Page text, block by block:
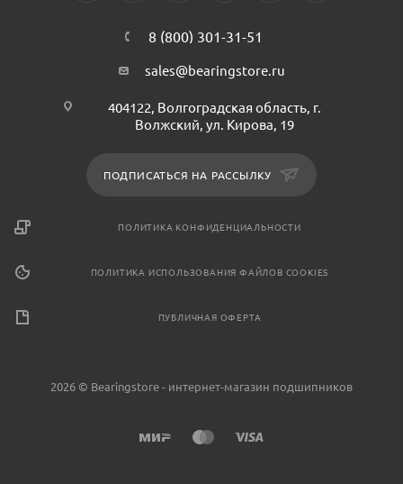
8 (800) 301-31-51
sales@bearingstore.ru
404122, Волгоградская область, г.
Волжский, ул. Кирова, 19
ПОДПИСАТЬСЯ НА РАССЫЛКУ
ПОЛИТИКА КОНФИДЕНЦИАЛЬНОСТИ
ПОЛИТИКА ИСПОЛЬЗОВАНИЯ ФАЙЛОВ COOKIES
ПУБЛИЧНАЯ ОФЕРТА
2026 © Bearingstore - интернет-магазин подшипников